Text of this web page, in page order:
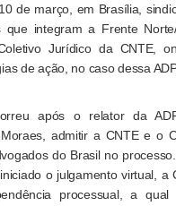
de março, em Brasília,
que integram a Frente
Jurídico da CNTE,
de ação, no caso dessa
após o relator da
admitir a CNTE e o
do Brasil no
o julgamento virtual, a
processual, a qual